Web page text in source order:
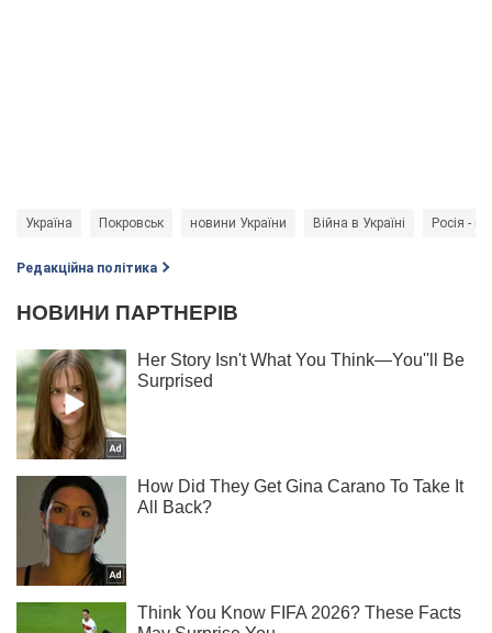
Україна Покровськ новини України Війна в Україні Росія -
Редакційна політика